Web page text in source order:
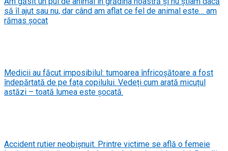
să îl ajut sau nu, dar când am aflat ce fel de animal este… am
rămas șocat
Medicii au făcut imposibilul: tumoarea înfricoșătoare a fost
îndepărtată de pe fața copilului. Vedeți cum arată micuțul
astăzi – toată lumea este șocată.
Accident rutier neobișnuit. Printre victime se află o femeie